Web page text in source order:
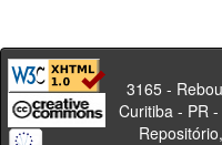
Av.
3165 -
Curitiba